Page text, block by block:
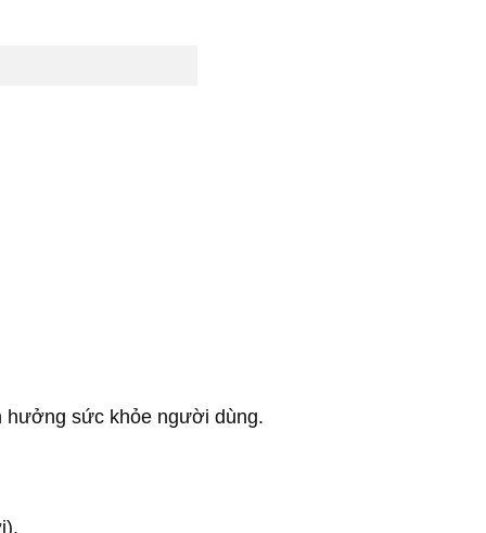
sức khỏe người dùng.